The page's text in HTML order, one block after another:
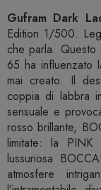
Gufram Dark
Edition 1/500.
che parla. Questo
65 ha influenzato
mai creato. Il
coppia di labbra
sensuale e
rosso brillante,
limitate: la
lussuriosa
atmosfere